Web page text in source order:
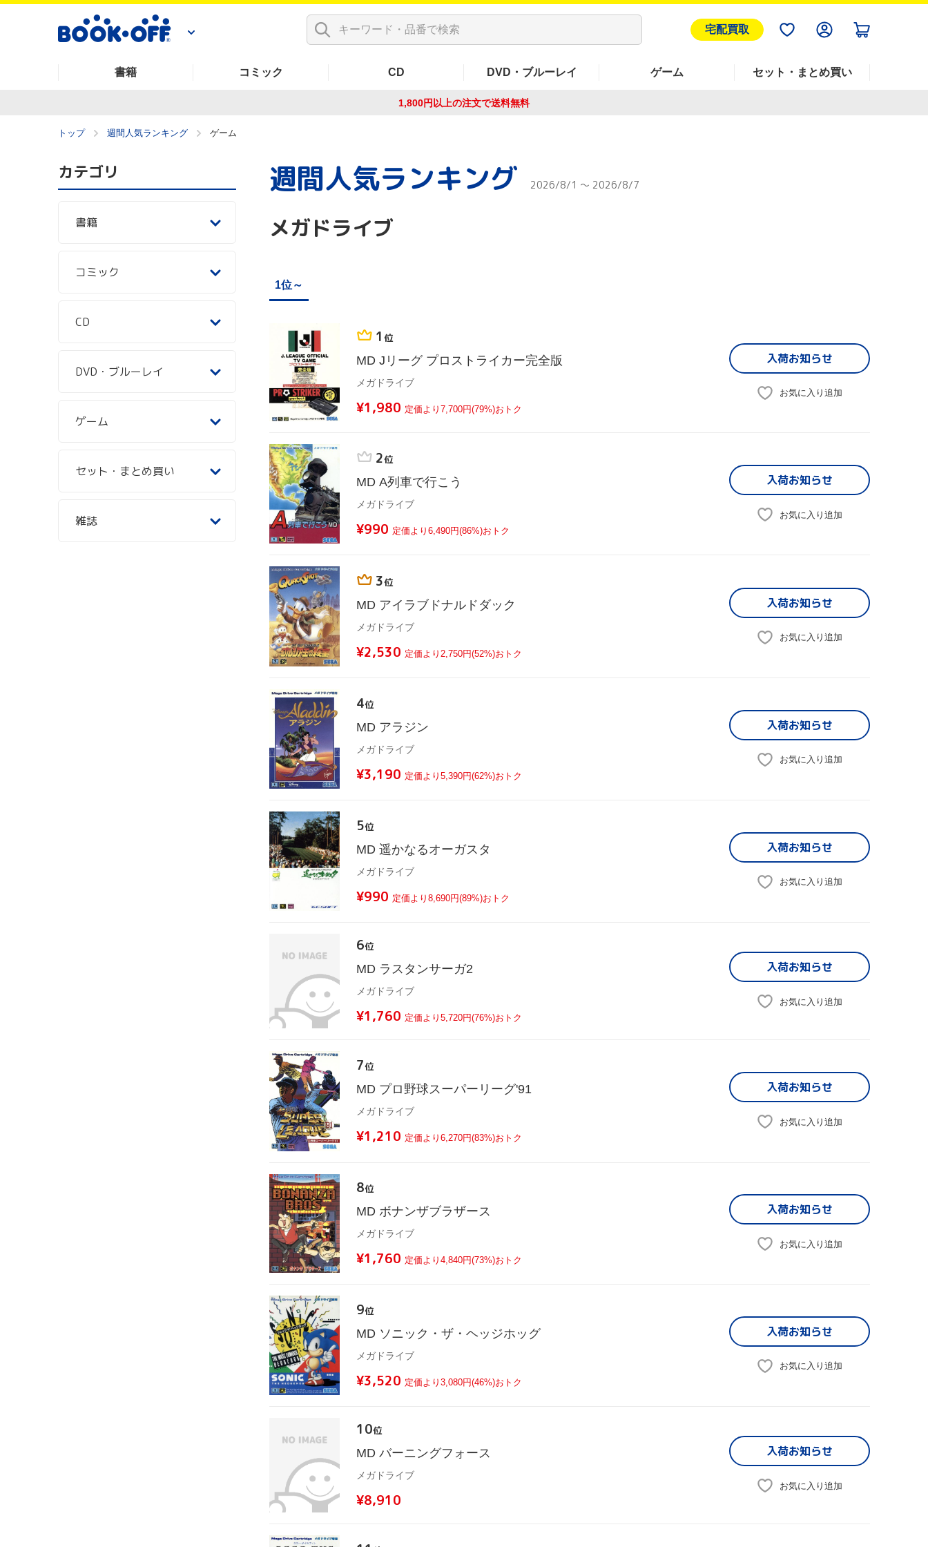
宅配買取
書籍 コミック CD DVD・ブルーレイ ゲーム セット・まとめ買い
1,800円以上の注文で送料無料
トップ 週間人気ランキング ゲーム
週間人気ランキング 2026/8/1 ～ 2026/8/7
メガドライブ
1位～
1 位
MD Jリーグ プロストライカー完全版
メガドライブ
¥1,980 定価より7,700円(79%)おトク
入荷お知らせ
お気に入り追加
2位
MD A列車で行こう
メガドライブ
¥990 定価より6,490円(86%)おトク
入荷お知らせ
お気に入り追加
3位
MD アイラブドナルドダック
メガドライブ
¥2,530 定価より2,750円(52%)おトク
入荷お知らせ
お気に入り追加
4位
MD アラジン
メガドライブ
¥3,190 定価より5,390円(62%)おトク
入荷お知らせ
お気に入り追加
5位
MD 遥かなるオーガスタ
メガドライブ
¥990 定価より8,690円(89%)おトク
入荷お知らせ
お気に入り追加
6位
MD ラスタンサーガ2
メガドライブ
¥1,760 定価より5,720円(76%)おトク
入荷お知らせ
お気に入り追加
7位
MD プロ野球スーパーリーグ'91
メガドライブ
¥1,210 定価より6,270円(83%)おトク
入荷お知らせ
お気に入り追加
8位
MD ボナンザブラザース
メガドライブ
¥1,760 定価より4,840円(73%)おトク
入荷お知らせ
お気に入り追加
9位
MD ソニック・ザ・ヘッジホッグ
メガドライブ
¥3,520 定価より3,080円(46%)おトク
入荷お知らせ
お気に入り追加
10位
MD バーニングフォース
メガドライブ
¥8,910
入荷お知らせ
お気に入り追加
カテゴリ
書籍
コミック
CD
DVD・ブルーレイ
ゲーム
セット・まとめ買い
雑誌